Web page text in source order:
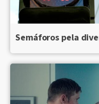
Semáforos pela